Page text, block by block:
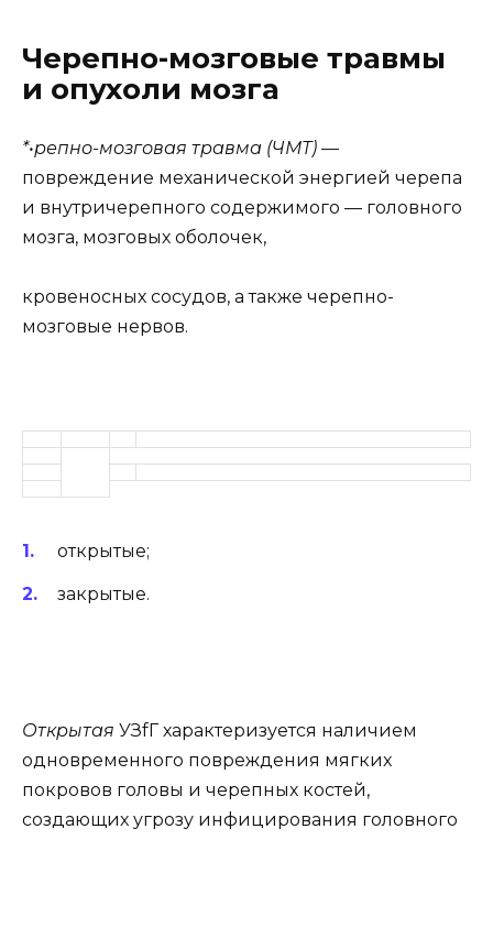
Черепно-мозговые травмы
и опухоли мозга
*•репно-мозговая травма (ЧМТ) —
повреждение механической энергией черепа
и внутричерепного содержимого — головного
мозга, мозговых оболочек,
кровеносных сосудов, а также черепно-
мозговые нервов.
открытые;
закрытые.
Открытая УЗfГ характеризуется наличием
одновременного повреждения мягких
покровов головы и черепных костей,
создающих угрозу инфицирования головного